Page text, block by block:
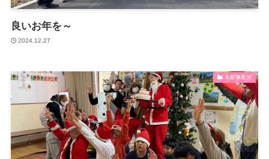
良いお年を～
2024.12.27
本部事業所
マミーでの1日
月間予定表・カリキュラム
パンフレット
ご利用の流れ
サービス利用申請
ガイドライン（厚生労働省）